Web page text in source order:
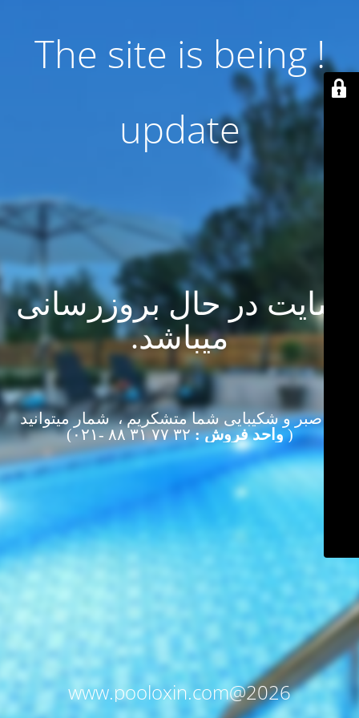
! The site is being
update
سایت در حال بروزرسانی
میباشد.
از صبر و شکیبایی شما متشکریم ، شمار میتوانید
( واحد فروش :۳۲ ۷۷ ۳۱ ۸۸ -۰۲۱)
www.pooloxin.com@2026